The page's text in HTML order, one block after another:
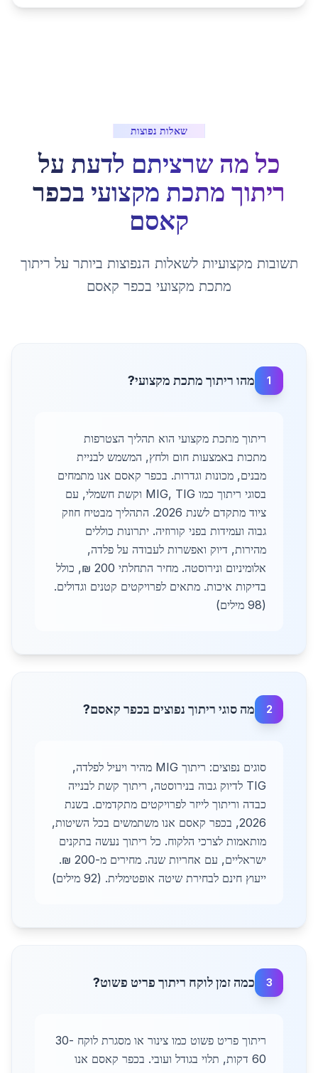
שאלות נפוצות
כל מה שרציתם לדעת על
ריתוך מתכת מקצועי בכפר
קאסם
תשובות מקצועיות לשאלות הנפוצות ביותר על ריתוך
מתכת מקצועי בכפר קאסם
1 מהו ריתוך מתכת מקצועי?
ריתוך מתכת מקצועי הוא תהליך הצטרפות
מתכות באמצעות חום ולחץ, המשמש לבניית
מבנים, מכונות וגדרות. בכפר קאסם אנו מתמחים
בסוגי ריתוך כמו MIG, TIG וקשת חשמלי, עם
ציוד מתקדם לשנת 2026. התהליך מבטיח חוזק
גבוה ועמידות בפני קורוזיה. יתרונות כוללים
מהירות, דיוק ואפשרות לעבודה על פלדה,
אלומיניום ונירוסטה. מחיר התחלתי 200 ₪, כולל
בדיקות איכות. מתאים לפרויקטים קטנים וגדולים.
(98 מילים)
2 מה סוגי ריתוך נפוצים בכפר קאסם?
סוגים נפוצים: ריתוך MIG מהיר ויעיל לפלדה,
TIG לדיוק גבוה בנירוסטה, ריתוך קשת לבנייה
כבדה וריתוך לייזר לפרויקטים מתקדמים. בשנת
2026, בכפר קאסם אנו משתמשים בכל השיטות,
מותאמות לצרכי הלקוח. כל ריתוך נעשה בתקנים
ישראליים, עם אחריות שנה. מחירים מ-200 ₪.
ייעוץ חינם לבחירת שיטה אופטימלית. (92 מילים)
3 כמה זמן לוקח ריתוך פריט פשוט?
ריתוך פריט פשוט כמו צינור או מסגרת לוקח 30-
60 דקות, תלוי בגודל ועובי. בכפר קאסם אנו